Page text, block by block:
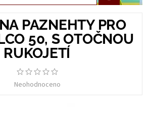
PAZNEHTY PRO
50, S OTOČNOU
RUKOJETÍ
Neohodnoceno